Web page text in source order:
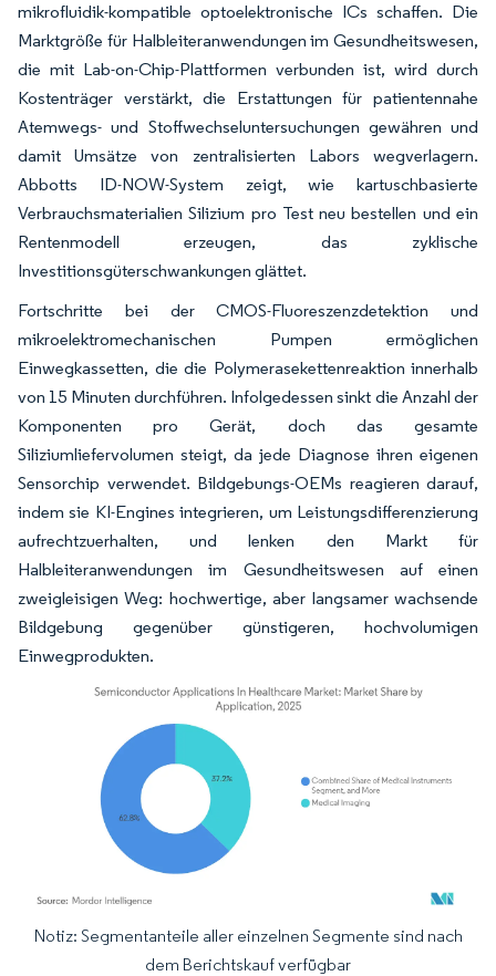
mikrofluidik-kompatible optoelektronische ICs schaffen. Die
Marktgröße für Halbleiteranwendungen im Gesundheitswesen,
die mit Lab-on-Chip-Plattformen verbunden ist, wird durch
Kostenträger verstärkt, die Erstattungen für patientennahe
Atemwegs- und Stoffwechseluntersuchungen gewähren und
damit Umsätze von zentralisierten Labors wegverlagern.
Abbotts ID-NOW-System zeigt, wie kartuschbasierte
Verbrauchsmaterialien Silizium pro Test neu bestellen und ein
Rentenmodell erzeugen, das zyklische
Investitionsgüterschwankungen glättet.
Fortschritte bei der CMOS-Fluoreszenzdetektion und
mikroelektromechanischen Pumpen ermöglichen
Einwegkassetten, die die Polymerasekettenreaktion innerhalb
von 15 Minuten durchführen. Infolgedessen sinkt die Anzahl der
Komponenten pro Gerät, doch das gesamte
Siliziumliefervolumen steigt, da jede Diagnose ihren eigenen
Sensorchip verwendet. Bildgebungs-OEMs reagieren darauf,
indem sie KI-Engines integrieren, um Leistungsdifferenzierung
aufrechtzuerhalten, und lenken den Markt für
Halbleiteranwendungen im Gesundheitswesen auf einen
zweigleisigen Weg: hochwertige, aber langsamer wachsende
Bildgebung gegenüber günstigeren, hochvolumigen
Einwegprodukten.
Bild © Mordor Intelligence. Wiederverwendung erfordert Namensnennung
Notiz: Segmentanteile aller einzelnen Segmente sind nach
dem Berichtskauf verfügbar